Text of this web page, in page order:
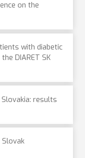
on the
with diabetic
DIARET SK
results
Slovak